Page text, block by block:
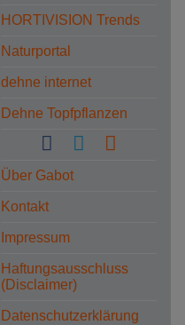
HORTIVISION Trends
Naturportal
dehne internet
Dehne Topfpflanzen
Über Gabot
Kontakt
Impressum
Haftungsausschluss
(Disclaimer)
Datenschutzerklärung